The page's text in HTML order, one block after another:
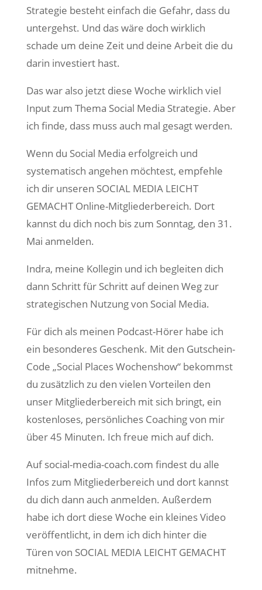
Strategie besteht einfach die Gefahr, dass du
untergehst. Und das wäre doch wirklich
schade um deine Zeit und deine Arbeit die du
darin investiert hast.
Das war also jetzt diese Woche wirklich viel
Input zum Thema Social Media Strategie. Aber
ich finde, dass muss auch mal gesagt werden.
Wenn du Social Media erfolgreich und
systematisch angehen möchtest, empfehle
ich dir unseren SOCIAL MEDIA LEICHT
GEMACHT Online-Mitgliederbereich. Dort
kannst du dich noch bis zum Sonntag, den 31.
Mai anmelden.
Indra, meine Kollegin und ich begleiten dich
dann Schritt für Schritt auf deinen Weg zur
strategischen Nutzung von Social Media.
Für dich als meinen Podcast-Hörer habe ich
ein besonderes Geschenk. Mit den Gutschein-
Code „Social Places Wochenshow“ bekommst
du zusätzlich zu den vielen Vorteilen den
unser Mitgliederbereich mit sich bringt, ein
kostenloses, persönliches Coaching von mir
über 45 Minuten. Ich freue mich auf dich.
Auf social-media-coach.com findest du alle
Infos zum Mitgliederbereich und dort kannst
du dich dann auch anmelden. Außerdem
habe ich dort diese Woche ein kleines Video
veröffentlicht, in dem ich dich hinter die
Türen von SOCIAL MEDIA LEICHT GEMACHT
mitnehme.